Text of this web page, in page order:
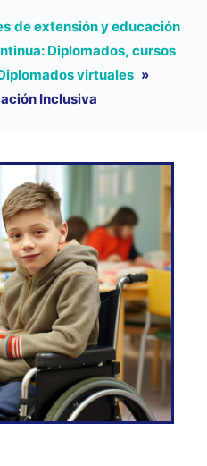
de extensión y educación
Diplomados, cursos
virtuales »
Inclusiva